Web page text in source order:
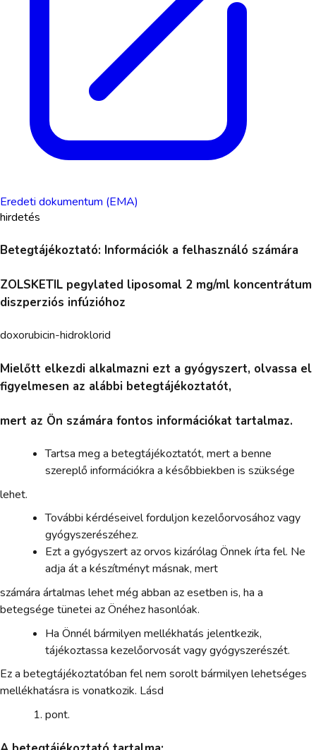
Eredeti dokumentum (EMA)
hirdetés
Betegtájékoztató: Információk a felhasználó számára
ZOLSKETIL pegylated liposomal 2 mg/ml koncentrátum
diszperziós infúzióhoz
doxorubicin-hidroklorid
Mielőtt elkezdi alkalmazni ezt a gyógyszert, olvassa el
figyelmesen az alábbi betegtájékoztatót,
mert az Ön számára fontos információkat tartalmaz.
Tartsa meg a betegtájékoztatót, mert a benne
szereplő információkra a későbbiekben is szüksége
lehet.
További kérdéseivel forduljon kezelőorvosához vagy
gyógyszerészéhez.
Ezt a gyógyszert az orvos kizárólag Önnek írta fel. Ne
adja át a készítményt másnak, mert
számára ártalmas lehet még abban az esetben is, ha a
betegsége tünetei az Önéhez hasonlóak.
Ha Önnél bármilyen mellékhatás jelentkezik,
tájékoztassa kezelőorvosát vagy gyógyszerészét.
Ez a betegtájékoztatóban fel nem sorolt bármilyen lehetséges
mellékhatásra is vonatkozik. Lásd
pont.